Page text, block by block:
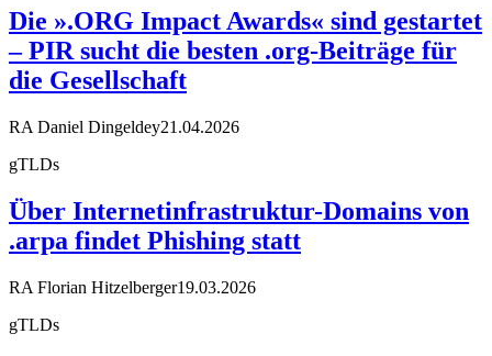
Die ».ORG Impact Awards« sind gestartet
– PIR sucht die besten .org-Beiträge für
die Gesellschaft
RA Daniel Dingeldey21.04.2026
gTLDs
Über Internetinfrastruktur-Domains von
.arpa findet Phishing statt
RA Florian Hitzelberger19.03.2026
gTLDs